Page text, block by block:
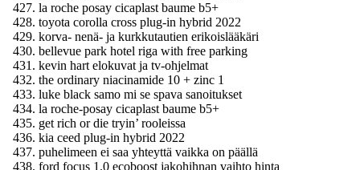
la roche posay cicaplast baume b5+
toyota corolla cross plug-in hybrid 2022
korva- nenä- ja kurkkutautien erikoislääkäri
bellevue park hotel riga with free parking
kevin hart elokuvat ja tv-ohjelmat
the ordinary niacinamide 10 + zinc 1
luke black samo mi se spava sanoitukset
la roche-posay cicaplast baume b5+
get rich or die tryin’ rooleissa
kia ceed plug-in hybrid 2022
puhelimeen ei saa yhteyttä vaikka on päällä
ford focus 1.0 ecoboost jakohihnan vaihto hinta